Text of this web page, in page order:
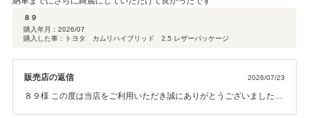
８９
購入年月： 2026/07
購入した車：トヨタ カムリハイブリッド 2.5 レザーパッケージ
販売店の返信 2026/07/23
８９様 この度は当店をご利用いただき誠にありがとうございました。